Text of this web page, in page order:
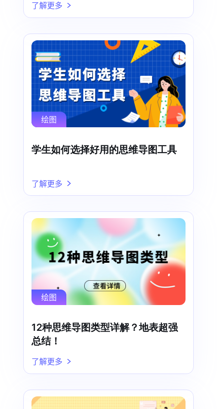
了解更多
绘图
学生如何选择好用的思维导图工具
了解更多
绘图
12种思维导图类型详解？地表超强
总结！
了解更多